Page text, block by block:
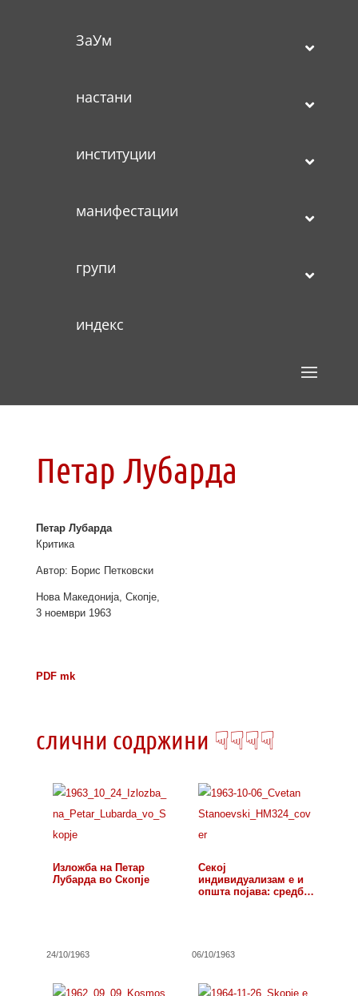
ЗаУм
настани
институции
манифестации
групи
индекс
Петар Лубарда
Петар Лубарда
Критика
Автор: Борис Петковски
Нова Македонија, Скопје,
3 ноември 1963
PDF mk
слични содржини ☟☟☟☟
Изложба на Петар
Лубарда во Скопје
24/10/1963
Секој
индивидуализам е и
општа појава: средба
06/10/1963